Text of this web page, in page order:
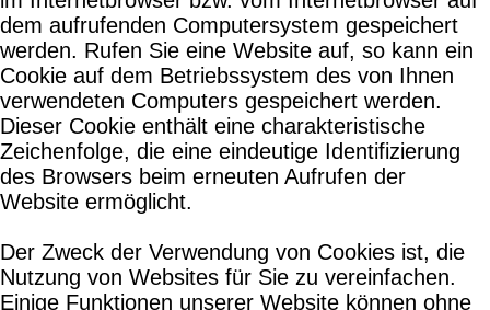
dem aufrufenden Computersystem gespeichert
werden. Rufen Sie eine Website auf, so kann ein
Cookie auf dem Betriebssystem des von Ihnen
verwendeten Computers gespeichert werden.
Dieser Cookie enthält eine charakteristische
Zeichenfolge, die eine eindeutige Identifizierung
des Browsers beim erneuten Aufrufen der
Website ermöglicht.
Der Zweck der Verwendung von Cookies ist, die
Nutzung von Websites für Sie zu vereinfachen.
Einige Funktionen unserer Website können ohne